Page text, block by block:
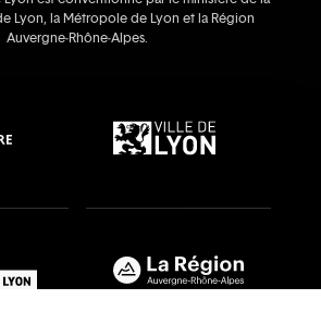
Lyon, la Métropole de Lyon et la Région
Auvergne‑Rhône‑Alpes.